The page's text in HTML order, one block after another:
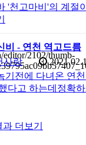
'천고마비'의 계절
비 - 연천 역고드름
사랑
기전에 다녀온 연
다고 하는데정확
과 더보기